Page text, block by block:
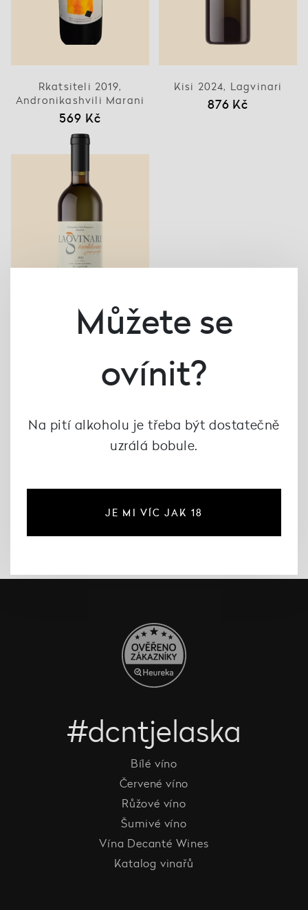
Rkatsiteli 2019,
Andronikashvili Marani
569 Kč
Kisi 2024, Lagvinari
876 Kč
Lagvinari
#dcntjelaska
Bílé víno
Červené víno
Růžové víno
Šumivé víno
Vína Decanté Wines
Katalog vinařů
Můžete se
ovínit?
Na pití alkoholu je třeba být dostatečně
uzrálá bobule.
JE MI VÍC JAK 18